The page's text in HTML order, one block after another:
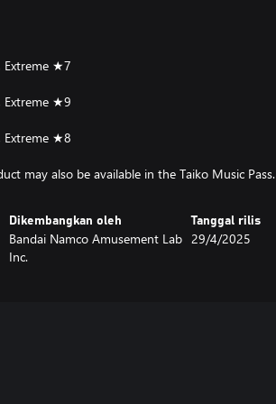
★7
★9
★8
may also be available in the Taiko Music Pass.
Dikembangkan oleh
Bandai Namco Amusement Lab
Inc.
Tanggal rilis
29/4/2025